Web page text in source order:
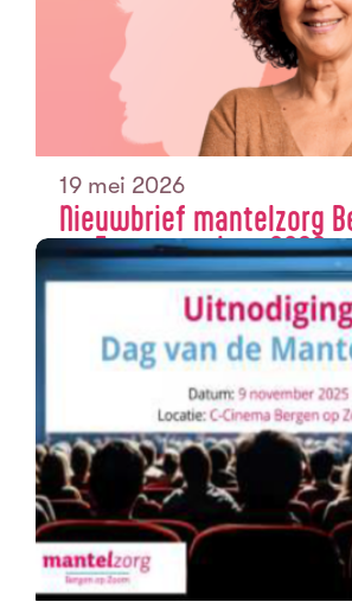
19 mei 2026
Nieuwbrief mantelzorg
op Zoom voorjaar 2026